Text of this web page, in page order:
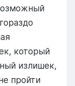
который
излишек,
пройти